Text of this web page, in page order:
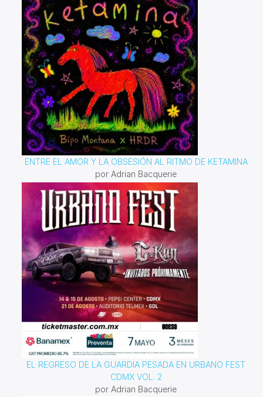
ENTRE EL AMOR Y LA OBSESIÓN AL RITMO DE KETAMINA
por Adrian Bacquerie
EL REGRESO DE LA GUARDIA PESADA EN URBANO FEST
CDMX VOL. 2
por Adrian Bacquerie